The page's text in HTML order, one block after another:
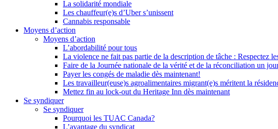
La solidarité mondiale
Les chauffeur(e)s d’Uber s’unissent
Cannabis responsable
Moyens d’action
Moyens d’action
L’abordabilité pour tous
La violence ne fait pas partie de la description de tâche : Respectez
Faire de la Journée nationale de la vérité et de la réconciliation un
Payer les congés de maladie dès maintenant!
Les travailleur(euse)s agroalimentaires migrant(e)s méritent la
Mettez fin au lock-out du Heritage Inn dès maintenant
Se syndiquer
Se syndiquer
Pourquoi les TUAC Canada?
L’avantage du syndicat